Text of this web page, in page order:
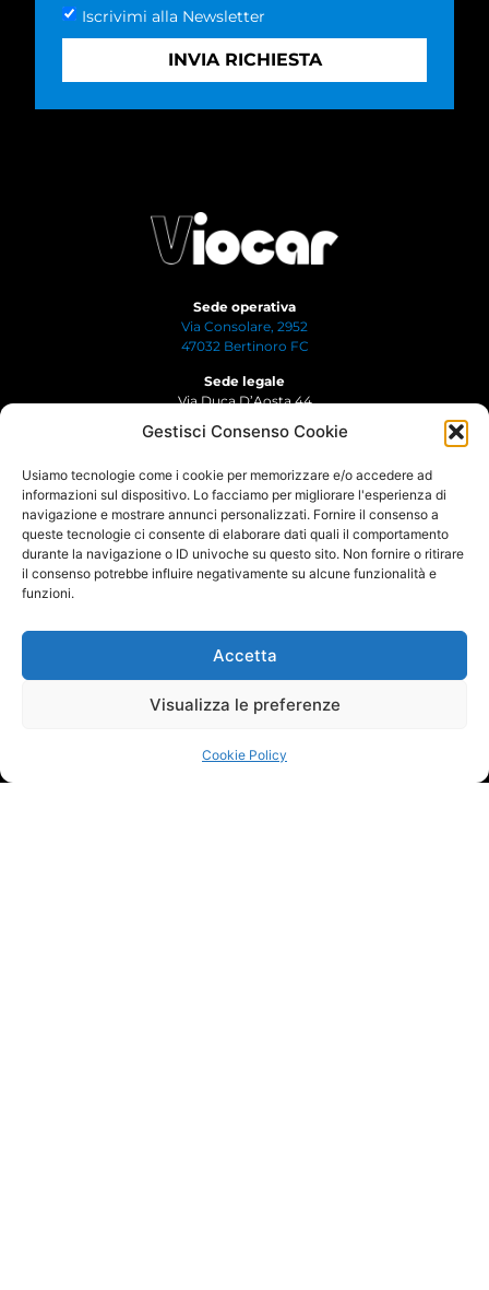
Gestisci Consenso Cookie
Usiamo tecnologie come i cookie per memorizzare e/o accedere ad
informazioni sul dispositivo. Lo facciamo per migliorare l'esperienza di
navigazione e mostrare annunci personalizzati. Fornire il consenso a
queste tecnologie ci consente di elaborare dati quali il comportamento
durante la navigazione o ID univoche su questo sito. Non fornire o ritirare
il consenso potrebbe influire negativamente su alcune funzionalità e
funzioni.
Accetta
Visualizza le preferenze
Cookie Policy
Iscrivimi alla Newsletter
INVIA RICHIESTA
Sede operativa
Via Consolare, 2952
47032 Bertinoro FC
Sede legale
Via Duca D’Aosta 44
47034 Forlimpopoli FC
P. IVA: 01548340403
Tel:0543 449 030
Mail:info@viocar.it
Link Rapidi
Trattori Ford Trucks
Veicoli Allestiti Ford
Garanzia Ford Trucks
Extra
Pronta Consegna
Governance